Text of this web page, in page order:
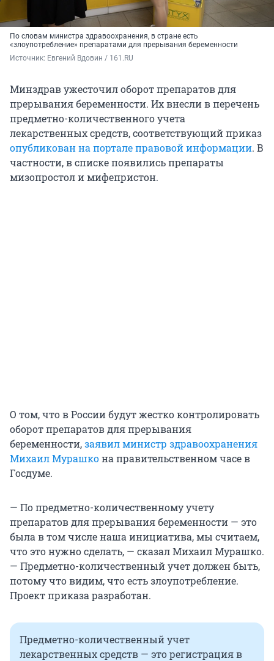
По словам министра здравоохранения, в стране есть
«злоупотребление» препаратами для прерывания беременности
Источник: Евгений Вдовин / 161.RU
Минздрав ужесточил оборот препаратов для
прерывания беременности. Их внесли в перечень
предметно-количественного учета
лекарственных средств, соответствующий приказ
опубликован на портале правовой информации. В
частности, в списке появились препараты
мизопростол и мифепристон.
О том, что в России будут жестко контролировать
оборот препаратов для прерывания
беременности,заявил министр здравоохранения
Михаил Мурашкона правительственном часе в
Госдуме.
— По предметно-количественному учету
препаратов для прерывания беременности — это
была в том числе наша инициатива, мы считаем,
что это нужно сделать, — сказал Михаил Мурашко.
— Предметно-количественный учет должен быть,
потому что видим, что есть злоупотребление.
Проект приказа разработан.
Предметно-количественный учет
лекарственных средств — это регистрация в